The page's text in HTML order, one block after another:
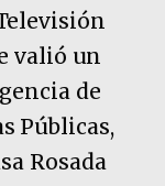
valió un
de
Públicas,
Rosada